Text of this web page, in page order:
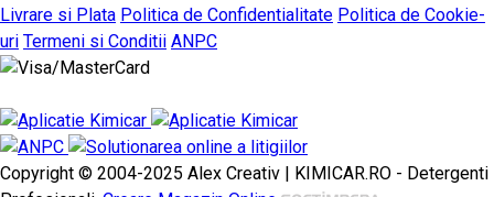
Livrare si Plata Politica de Confidentialitate Politica de Cookie-
uri Termeni si Conditii ANPC
Copyright © 2004-2025 Alex Creativ | KIMICAR.RO - Detergenti